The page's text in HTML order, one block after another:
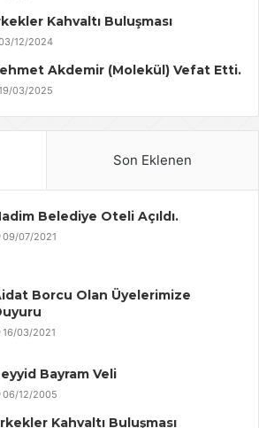
Kahvaltı Buluşması
12/2024
Akdemir (Molekül) Vefat Etti.
03/2025
Son Eklenen
Belediye Oteli Açıldı.
09/07/2021
Borcu Olan Üyelerimize
16/03/2021
Bayram Veli
06/12/2005
Kahvaltı Buluşması